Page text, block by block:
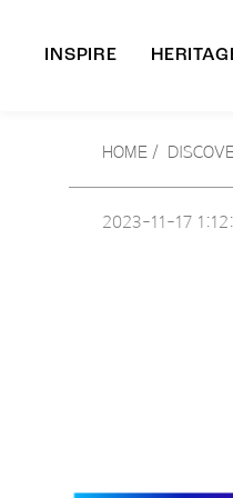
INSPIRE
HOME /
2023-11-17